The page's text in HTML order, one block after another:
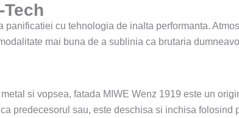
cu tehnologia de inalta performanta.
mai buna de a sublinia ca brutaria
si vopsea, fatada MIWE Wenz 1919 este un
predecesorul sau, este deschisa si inchisa